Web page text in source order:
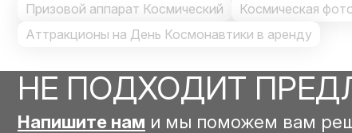
Призовой аппарат Космический Космическая
Аттракционы на День Космонавтики в аренду
НЕ ПОДХОДИТ
Напишите нам и мы поможем вам